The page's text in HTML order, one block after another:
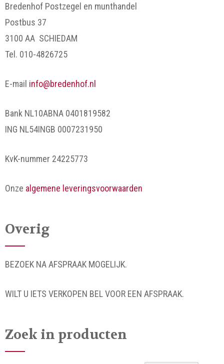
Bredenhof Postzegel en munthandel
Postbus 37
3100 AA SCHIEDAM
Tel. 010-4826725
E-mail info@bredenhof.nl
Bank NL10ABNA 0401819582
ING NL54INGB 0007231950
KvK-nummer 24225773
Onze algemene leveringsvoorwaarden
Overig
BEZOEK NA AFSPRAAK MOGELIJK.
WILT U IETS VERKOPEN BEL VOOR EEN AFSPRAAK.
Zoek in producten